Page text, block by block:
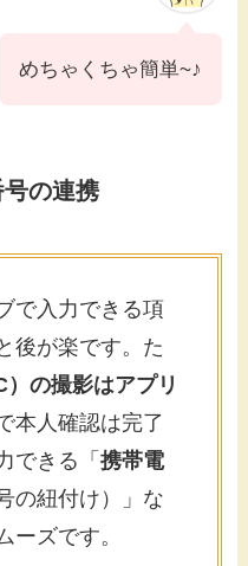
めちゃくちゃ簡単~♪
の連携
で入力できる項
後が楽です。た
の撮影はアプリ
本人確認は完了
できる「携帯電
の紐付け）」な
ーズです。